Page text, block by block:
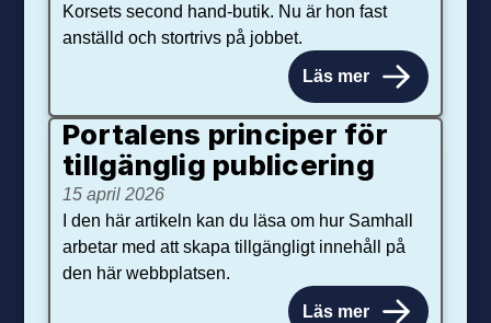
Korsets second hand-butik. Nu är hon fast
anställd och stortrivs på jobbet.
Läs mer
Portalens principer för
tillgänglig publicering
15 april 2026
I den här artikeln kan du läsa om hur Samhall
arbetar med att skapa tillgängligt innehåll på
den här webbplatsen.
Läs mer